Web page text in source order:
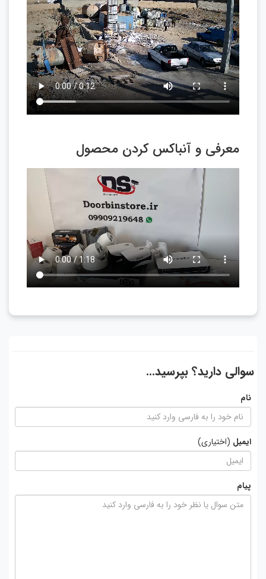
معرفی و آنباکس کردن محصول
سوالی دارید؟ بپرسید...
نام
ایمیل (اختیاری)
پیام